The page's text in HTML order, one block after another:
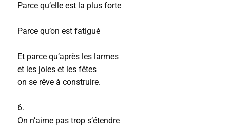
Parce qu’elle est la plus forte
Parce qu’on est fatigué
Et parce qu’après les larmes
et les joies et les fêtes
on se rêve à construire.
6.
On n’aime pas trop s’étendre